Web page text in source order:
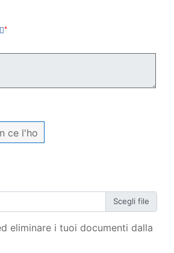
*
ce l'ho
eliminare i tuoi documenti dalla